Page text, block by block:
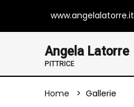
www.angelalatorre.it
Angela Latorre
PITTRICE
Home Gallerie